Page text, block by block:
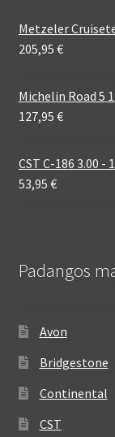
Metzeler
205,95 €
Michelin Road 5
127,95 €
CST C-186 3.00 -
53,95 €
Padangos
Avon
Bridgestone
Continental
CST